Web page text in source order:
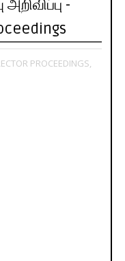
-
PROCEEDINGS,